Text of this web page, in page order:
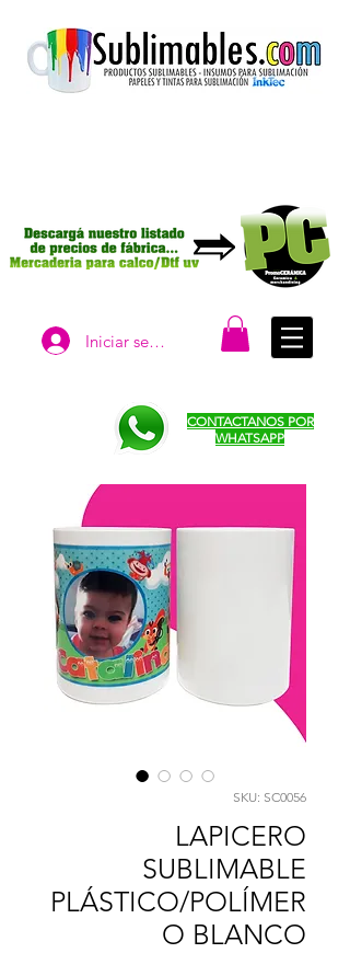
Iniciar sesión
CONTACTANOS POR
WHATSAPP
SKU: SC0056
LAPICERO
SUBLIMABLE
PLÁSTICO/POLÍMER
O BLANCO